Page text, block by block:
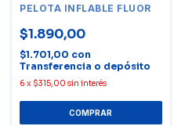
PELOTA INFLABLE FLUOR
$1.890,00
$1.701,00 con
Transferencia o depósito
6 x $315,00 sin interés